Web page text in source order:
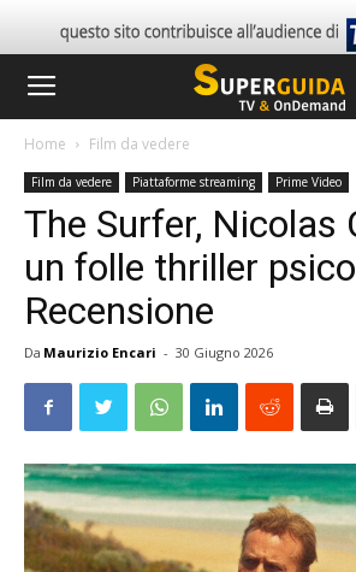
Home Film da vedere
Film da vedere Piattaforme streaming Prime Video
The Surfer, Nicolas
un folle thriller
Recensione
Da Maurizio Encari - 30 Giugno 2026